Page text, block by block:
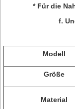
* Für die
f.
Modell
Größe
Material